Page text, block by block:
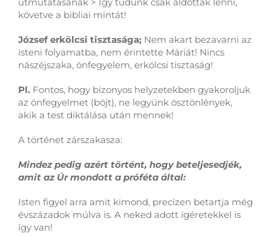
követve a bibliai mintát!
József erkölcsi tisztasága; Nem akart bezavarni az
isteni folyamatba, nem érintette Máriát! Nincs
nászéjszaka, önfegyelem, erkölcsi tisztaság!
Pl. Fontos, hogy bizonyos helyzetekben gyakoroljuk
az önfegyelmet (böjt), ne legyünk ösztönlények,
akik a test diktálása után mennek!
A történet zárszakasza:
Mindez pedig azért történt, hogy beteljesedjék,
amit az Úr mondott a próféta által:
Isten figyel arra amit kimond, precízen betartja még
évszázadok múlva is. A neked adott ígéretekkel is
így van!